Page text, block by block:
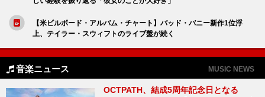
【米ビルボード・アルバム・チャート】バッド・バニー新作1位浮
上、テイラー・スウィフトのライブ盤が続く
音楽ニュース MUSIC NEWS
OCTPATH、結成5周年記念日となる